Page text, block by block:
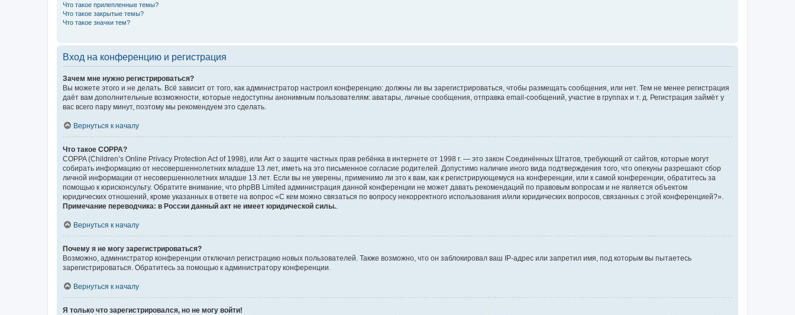
Что такое прилепленные темы?
Что такое закрытые темы?
Что такое значки тем?
Вход на конференцию и регистрация
Зачем мне нужно регистрироваться?
Вы можете этого и не делать. Всё зависит от того, как администратор настроил конференцию: должны ли вы зарегистрироваться, чтобы размещать сообщения, или нет. Тем не менее регистрация
даёт вам дополнительные возможности, которые недоступны анонимным пользователям: аватары, личные сообщения, отправка email-сообщений, участие в группах и т. д. Регистрация займёт у
вас всего пару минут, поэтому мы рекомендуем это сделать.
Вернуться к началу
Что такое COPPA?
COPPA (Children’s Online Privacy Protection Act of 1998), или Акт о защите частных прав ребёнка в интернете от 1998 г. — это закон Соединённых Штатов, требующий от сайтов, которые могут
собирать информацию от несовершеннолетних младше 13 лет, иметь на это письменное согласие родителей. Допустимо наличие иного вида подтверждения того, что опекуны разрешают сбор
личной информации от несовершеннолетних младше 13 лет. Если вы не уверены, применимо ли это к вам, как к регистрирующемуся на конференции, или к самой конференции, обратитесь за
помощью к юрисконсульту. Обратите внимание, что phpBB Limited администрация данной конференции не может давать рекомендаций по правовым вопросам и не является объектом
юридических отношений, кроме указанных в ответе на вопрос «С кем можно связаться по вопросу некорректного использования и/или юридических вопросов, связанных с этой конференцией?».
Примечание переводчика: в России данный акт не имеет юридической силы..
Вернуться к началу
Почему я не могу зарегистрироваться?
Возможно, администратор конференции отключил регистрацию новых пользователей. Также возможно, что он заблокировал ваш IP-адрес или запретил имя, под которым вы пытаетесь
зарегистрироваться. Обратитесь за помощью к администратору конференции.
Вернуться к началу
Я только что зарегистрировался, но не могу войти!